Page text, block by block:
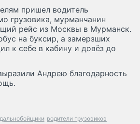
пришел водитель
грузовика, мурманчанин
рейс из Москвы в Мурманск.
на буксир, а замерзших
к себе в кабину и довёз до
Андрею благодарность
дальнобойщики водители грузовиков